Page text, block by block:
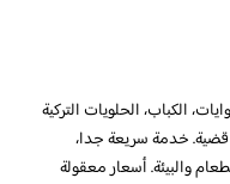
الكباب، الحلويات التركية
خدمة سريعة جدا،
والبيئة. أسعار معقولة